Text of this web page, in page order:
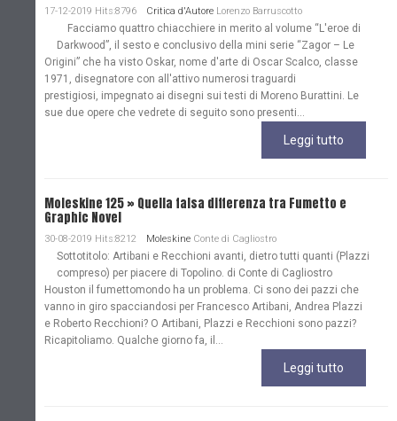
17-12-2019 Hits:8796 Critica d'Autore Lorenzo Barruscotto
Facciamo quattro chiacchiere in merito al volume “L'eroe di
Darkwood”, il sesto e conclusivo della mini serie “Zagor – Le
Origini” che ha visto Oskar, nome d'arte di Oscar Scalco, classe
1971, disegnatore con all'attivo numerosi traguardi
prestigiosi, impegnato ai disegni sui testi di Moreno Burattini. Le
sue due opere che vedrete di seguito sono presenti...
Leggi tutto
Moleskine 125 » Quella falsa differenza tra Fumetto e
Graphic Novel
30-08-2019 Hits:8212 Moleskine Conte di Cagliostro
Sottotitolo: Artibani e Recchioni avanti, dietro tutti quanti (Plazzi
compreso) per piacere di Topolino. di Conte di Cagliostro
Houston il fumettomondo ha un problema. Ci sono dei pazzi che
vanno in giro spacciandosi per Francesco Artibani, Andrea Plazzi
e Roberto Recchioni? O Artibani, Plazzi e Recchioni sono pazzi?
Ricapitoliamo. Qualche giorno fa, il...
Leggi tutto